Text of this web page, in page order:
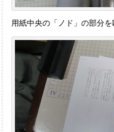
用紙中央の「ノド」の部分